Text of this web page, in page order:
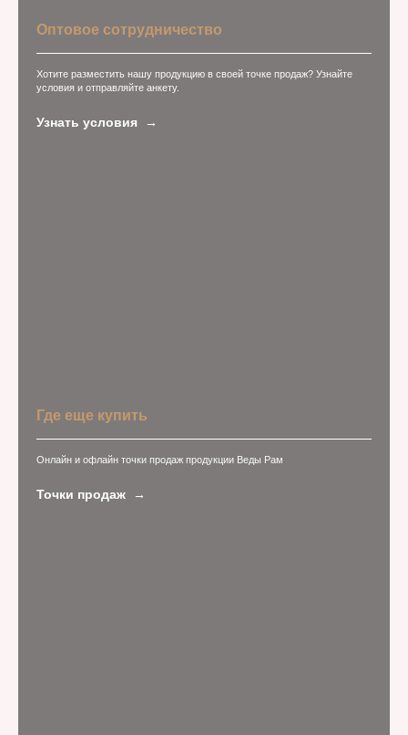
Оптовое сотрудничество
Хотите разместить нашу продукцию в своей точке продаж? Узнайте
условия и отправляйте анкету.
Узнать условия
Где еще купить
Онлайн и офлайн точки продаж продукции Веды Рам
Точки продаж